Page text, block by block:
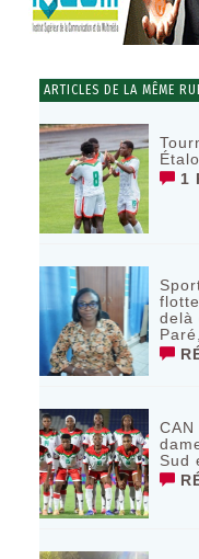
ARTICLES DE LA MÊME
1
delà
Sud